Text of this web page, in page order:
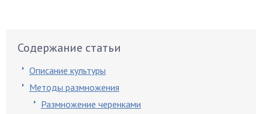
Содержание статьи
Описание культуры
Методы размножения
Размножение черенками